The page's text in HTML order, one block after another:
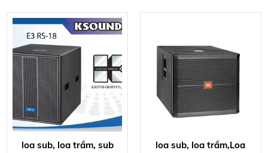
loa sub, loa trầm, sub
loa sub, loa trầm,Loa